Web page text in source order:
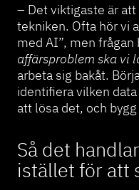
– Det viktigaste är
tekniken. Ofta hör vi
med AI”, men frågan
affärsproblem ska vi
arbeta sig bakåt.
identifiera vilken
att lösa det, och
Så det
istället för att